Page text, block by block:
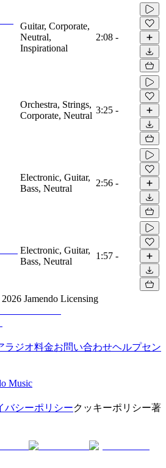
Guitar, Corporate,
Neutral,
Inspirational
2:08 -
Orchestra, Strings,
Corporate, Neutral
3:25 -
Electronic, Guitar,
Bass, Neutral
2:56 -
Electronic, Guitar,
Bass, Neutral
1:57 -
2026 Jamendo Licensing
ラジオ料金お問い合わせヘルプセン
Music
バシーポリシークッキーポリシー著